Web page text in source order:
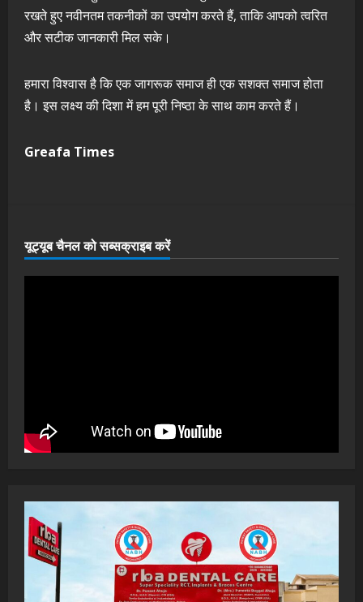
रखते हुए नवीनतम तकनीकों का उपयोग करते हैं, ताकि आपको त्वरित
और सटीक जानकारी मिल सके।
हमारा विश्वास है कि एक जागरूक समाज ही एक सशक्त समाज होता
है। इस लक्ष्य की दिशा में हम पूरी निष्ठा के साथ काम करते हैं।
Greafa Times
यूट्यूब चैनल को सब्सक्राइब करें